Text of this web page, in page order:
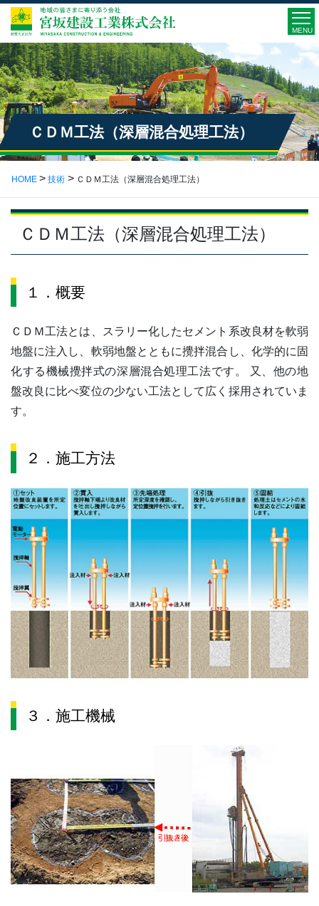
MENU
ＣＤＭ工法（深層混合処理工法）
HOME 技術 ＣＤＭ工法（深層混合処理工法）
ＣＤＭ工法（深層混合処理工法）
１．概要
ＣＤＭ工法とは、スラリー化したセメント系改良材を軟弱
地盤に注入し、軟弱地盤とともに攪拌混合し、化学的に固
化する機械攪拌式の深層混合処理工法です。 又、他の地
盤改良に比べ変位の少ない工法として広く採用されていま
す。
２．施工方法
３．施工機械